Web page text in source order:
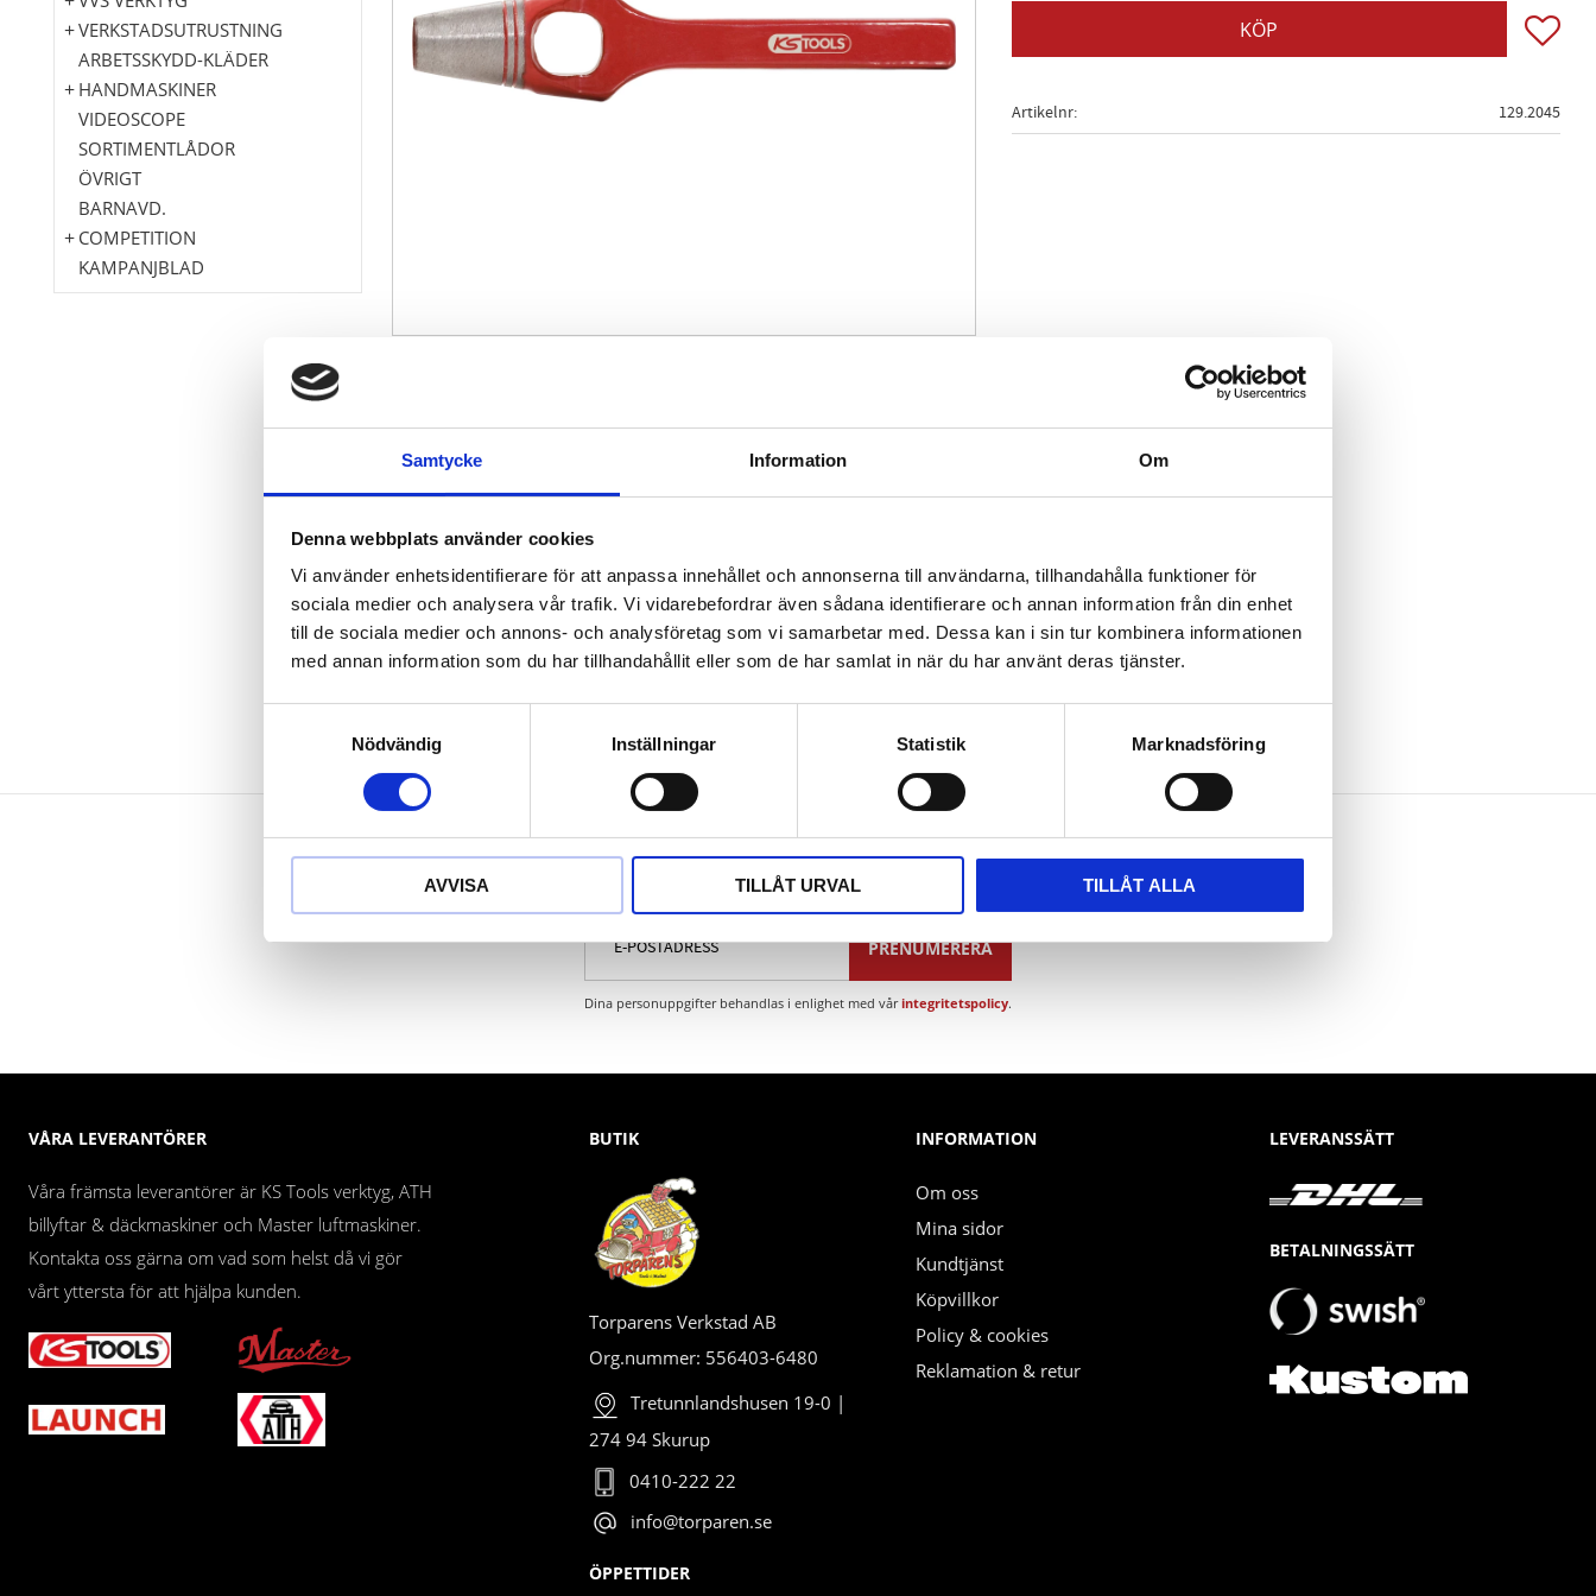
Samtycke Information Om
Denna webbplats använder cookies
Vi använder enhetsidentifierare för att anpassa innehållet och annonserna till användarna, tillhandahålla funktioner för
sociala medier och analysera vår trafik. Vi vidarebefordrar även sådana identifierare och annan information från din enhet
till de sociala medier och annons- och analysföretag som vi samarbetar med. Dessa kan i sin tur kombinera informationen
med annan information som du har tillhandahållit eller som de har samlat in när du har använt deras tjänster.
Nödvändig
Inställningar Statistik Marknadsföring
AVVISA TILLÅT URVAL TILLÅT ALLA
KÖP Lägg
Artikelnr 129.2045
kraftigt smidd form
Pip polerad jord
bearbetad axel
rödlackerad
härdat blad
Speciellt-verktygsstål
VERKSTADSUTRUSTNING
ARBETSSKYDD-KLÄDER
HANDMASKINER
VIDEOSCOPE
SORTIMENTLÅDOR
ÖVRIGT
BARNAVD.
COMPETITION
KAMPANJBLAD
Nyhetsbrev
PRENUMERERA
Dina personuppgifter behandlas i enlighet med vårintegritetspolicy.
VÅRA LEVERANTÖRER
Våra främsta leverantörer är KS Tools verktyg, ATH
billyftar & däckmaskiner och Master luftmaskiner.
Kontakta oss gärna om vad som helst då vi gör
vårt yttersta för att hjälpa kunden.
BUTIK
Torparens Verkstad AB
Org.nummer: 556403-6480
Tretunnlandshusen 19-0 |
274 94 Skurup
0410-222 22
info@torparen.se
ÖPPETTIDER
INFORMATION
Om oss
Mina sidor
Kundtjänst
Köpvillkor
Policy & cookies
Reklamation & retur
LEVERANSSÄTT
BETALNINGSSÄTT